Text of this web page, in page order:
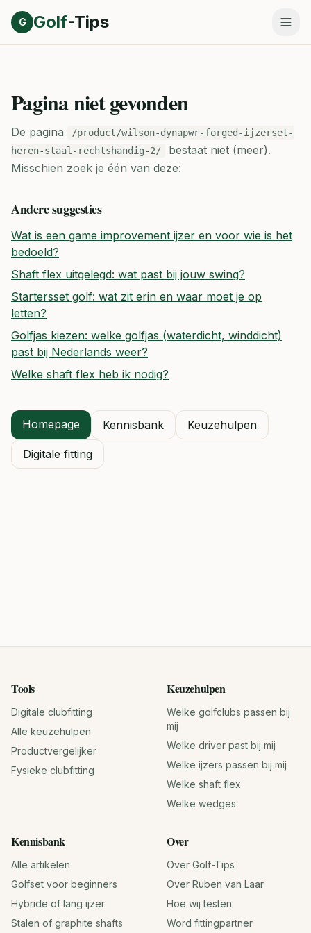
Direct naar inhoud
G Golf-Tips
Pagina niet gevonden
De pagina
/product/wilson-dynapwr-forged-ijzerset-
heren-staal-rechtshandig-2/
bestaat niet (meer).
Misschien zoek je één van deze:
Andere suggesties
Wat is een game improvement ijzer en voor wie is het
bedoeld?
Shaft flex uitgelegd: wat past bij jouw swing?
Startersset golf: wat zit erin en waar moet je op
letten?
Golfjas kiezen: welke golfjas (waterdicht, winddicht)
past bij Nederlands weer?
Welke shaft flex heb ik nodig?
Homepage Kennisbank Keuzehulpen
Digitale fitting
Tools
Digitale clubfitting
Alle keuzehulpen
Productvergelijker
Fysieke clubfitting
Keuzehulpen
Welke golfclubs passen bij
mij
Welke driver past bij mij
Welke ijzers passen bij mij
Welke shaft flex
Welke wedges
Kennisbank
Alle artikelen
Golfset voor beginners
Hybride of lang ijzer
Stalen of graphite shafts
Over
Over Golf-Tips
Over Ruben van Laar
Hoe wij testen
Word fittingpartner